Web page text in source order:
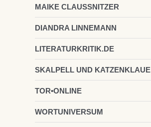
MAIKE CLAUSSNITZER
DIANDRA LINNEMANN
LITERATURKRITIK.DE
SKALPELL UND KATZENKLAUE
TOR•ONLINE
WORTUNIVERSUM